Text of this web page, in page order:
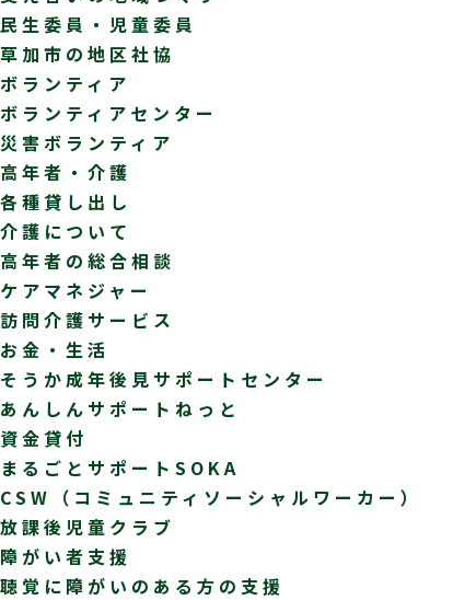
民生委員・児童委員
草加市の地区社協
ボランティア
ボランティアセンター
災害ボランティア
高年者・介護
各種貸し出し
介護について
高年者の総合相談
ケアマネジャー
訪問介護サービス
お金・生活
そうか成年後見サポートセンター
あんしんサポートねっと
資金貸付
まるごとサポートSOKA
CSW（コミュニティソーシャルワーカー）
放課後児童クラブ
障がい者支援
聴覚に障がいのある方の支援